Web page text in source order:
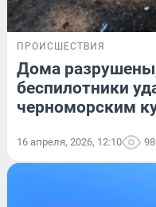
ПРОИСШЕСТВИЯ
Дома
беспилотники
черноморским
16 апреля, 2026, 12:10